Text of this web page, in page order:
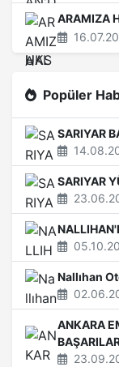
ARAMIZA
Popüler
SARIYAR
SARIYAR
Nallıhan
ANKARA